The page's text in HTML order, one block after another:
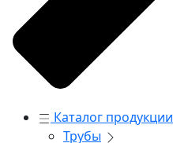
Каталог продукции
Трубы